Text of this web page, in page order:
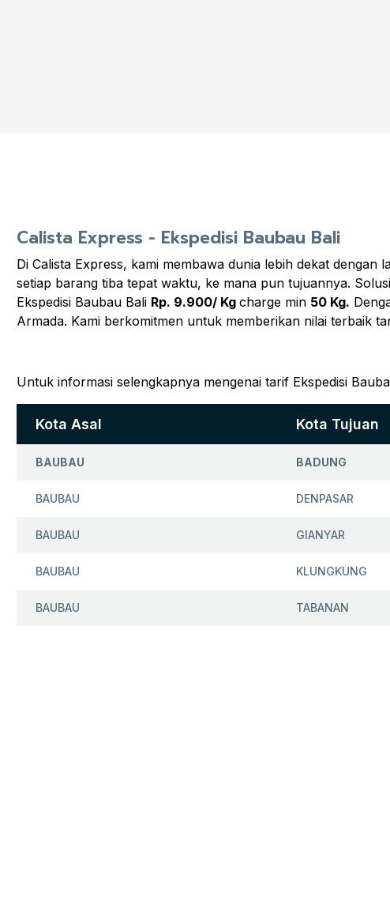
Calista Express - Ekspedisi Baubau Bali
Di Calista Express, kami membawa dunia lebih dekat
setiap barang tiba tepat waktu, ke mana pun tujuannya.
Ekspedisi Baubau Bali Rp. 9.900/ Kg charge min 50 Kg.
Armada. Kami berkomitmen untuk memberikan nilai terbaik
Untuk informasi selengkapnya mengenai tarif Ekspedisi
Kota Asal Kota Tujuan
BAUBAU BADUNG
BAUBAU DENPASAR
BAUBAU GIANYAR
BAUBAU KLUNGKUNG
BAUBAU TABANAN